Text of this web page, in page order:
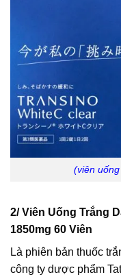
(viên
2/ Viên Uống Trắng
1850mg 60 Viên
Là phiên bản thuốc
công ty dược phẩm